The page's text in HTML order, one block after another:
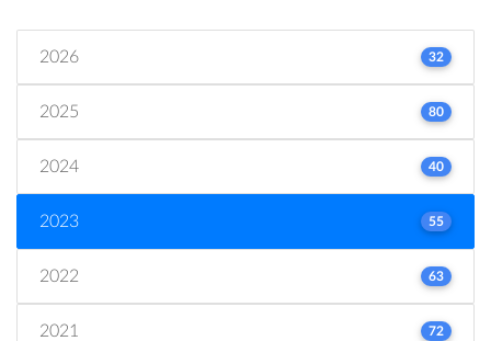
2026 32
2025 80
2024 40
2023 55
2022 63
2021 72